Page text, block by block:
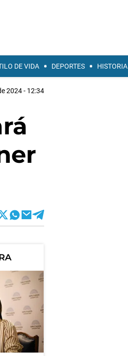
DE VIDA DEPORTES HISTORIA
2024 - 12:34